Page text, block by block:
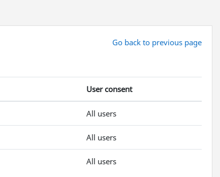
Go back to previous page
User consent
All users
All users
All users